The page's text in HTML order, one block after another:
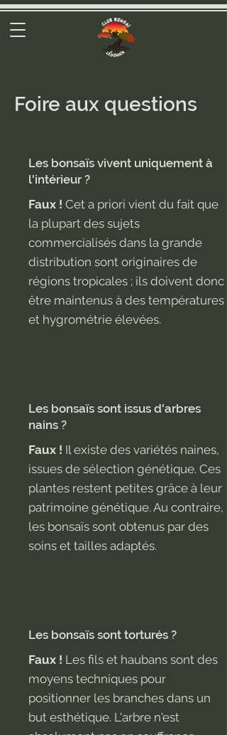
Foire aux questions
Les bonsaïs vivent uniquement à
l'intérieur ?
Faux ! Cet a priori vient du fait que
la plupart des sujets
commercialisés dans la grande
distribution sont originaires de
régions tropicales ; ils doivent donc
être maintenus à des températures
et hygrométrie élevées.
Les bonsaïs sont issus d'arbres
nains ?
Faux ! Il existe des variétés naines,
issues de sélection génétique. Ces
plantes restent petites grâce à leur
patrimoine génétique. Au contraire,
les bonsaïs sont obtenus par des
soins et tailles adaptés.
Les bonsaïs sont torturés ?
Faux ! Les fils et haubans sont des
moyens techniques pour
positionner les branches dans un
but esthétique. L'arbre n'est